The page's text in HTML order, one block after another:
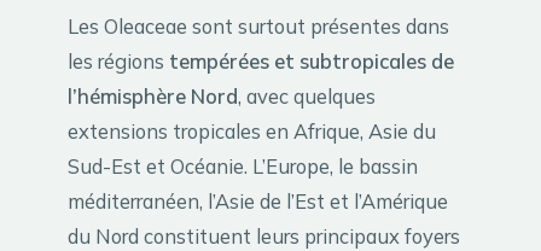
Les Oleaceae sont surtout présentes dans
les régions tempérées et subtropicales de
l’hémisphère Nord, avec quelques
extensions tropicales en Afrique, Asie du
Sud-Est et Océanie. L’Europe, le bassin
méditerranéen, l’Asie de l’Est et l’Amérique
du Nord constituent leurs principaux foyers